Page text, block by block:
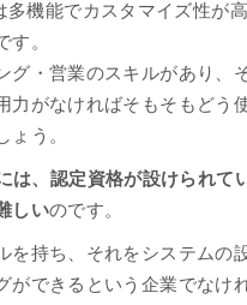
多機能でカスタマイズ性が
す。
グ・営業のスキルがあり、
力がなければそもそもどう
ょう。
は、認定資格が設けられて
しいのです。
を持ち、それをシステムの
ができるという企業でなけ